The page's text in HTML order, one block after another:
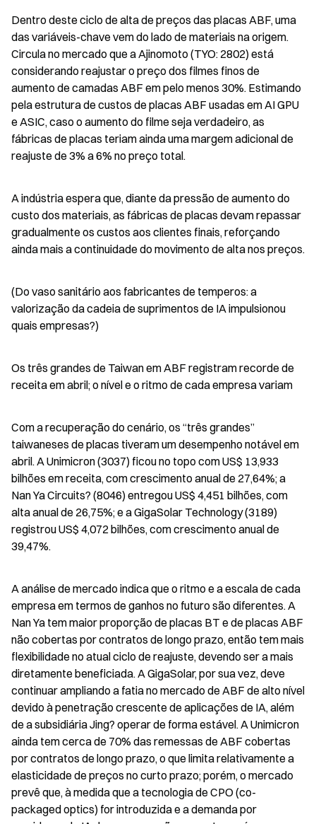
Dentro deste ciclo de alta de preços das placas ABF, uma
das variáveis-chave vem do lado de materiais na origem.
Circula no mercado que a Ajinomoto (TYO: 2802) está
considerando reajustar o preço dos filmes finos de
aumento de camadas ABF em pelo menos 30%. Estimando
pela estrutura de custos de placas ABF usadas em AI GPU
e ASIC, caso o aumento do filme seja verdadeiro, as
fábricas de placas teriam ainda uma margem adicional de
reajuste de 3% a 6% no preço total.
A indústria espera que, diante da pressão de aumento do
custo dos materiais, as fábricas de placas devam repassar
gradualmente os custos aos clientes finais, reforçando
ainda mais a continuidade do movimento de alta nos preços.
(Do vaso sanitário aos fabricantes de temperos: a
valorização da cadeia de suprimentos de IA impulsionou
quais empresas?)
Os três grandes de Taiwan em ABF registram recorde de
receita em abril; o nível e o ritmo de cada empresa variam
Com a recuperação do cenário, os “três grandes”
taiwaneses de placas tiveram um desempenho notável em
abril. A Unimicron (3037) ficou no topo com US$ 13,933
bilhões em receita, com crescimento anual de 27,64%; a
Nan Ya Circuits? (8046) entregou US$ 4,451 bilhões, com
alta anual de 26,75%; e a GigaSolar Technology (3189)
registrou US$ 4,072 bilhões, com crescimento anual de
39,47%.
A análise de mercado indica que o ritmo e a escala de cada
empresa em termos de ganhos no futuro são diferentes. A
Nan Ya tem maior proporção de placas BT e de placas ABF
não cobertas por contratos de longo prazo, então tem mais
flexibilidade no atual ciclo de reajuste, devendo ser a mais
diretamente beneficiada. A GigaSolar, por sua vez, deve
continuar ampliando a fatia no mercado de ABF de alto nível
devido à penetração crescente de aplicações de IA, além
de a subsidiária Jing? operar de forma estável. A Unimicron
ainda tem cerca de 70% das remessas de ABF cobertas
por contratos de longo prazo, o que limita relativamente a
elasticidade de preços no curto prazo; porém, o mercado
prevê que, à medida que a tecnologia de CPO (co-
packaged optics) for introduzida e a demanda por